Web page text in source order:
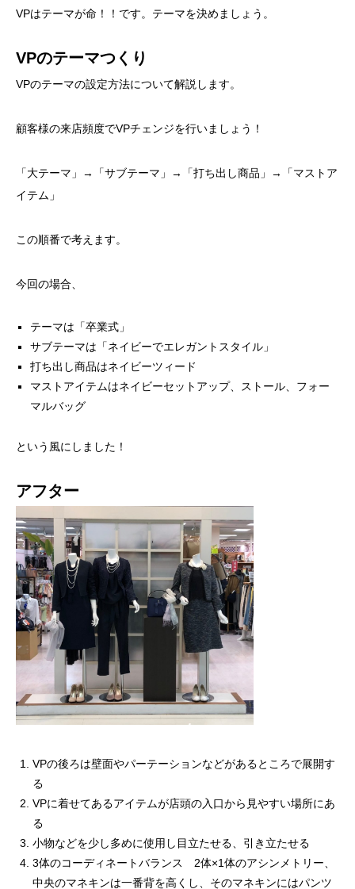
VPはテーマが命！！です。テーマを決めましょう。
VPのテーマつくり
VPのテーマの設定方法について解説します。
顧客様の来店頻度でVPチェンジを行いましょう！
「大テーマ」→「サブテーマ」→「打ち出し商品」→「マストア
イテム」
この順番で考えます。
今回の場合、
テーマは「卒業式」
サブテーマは「ネイビーでエレガントスタイル」
打ち出し商品はネイビーツィード
マストアイテムはネイビーセットアップ、ストール、フォー
マルバッグ
という風にしました！
アフター
VPの後ろは壁面やパーテーションなどがあるところで展開す
る
VPに着せてあるアイテムが店頭の入口から見やすい場所にあ
る
小物などを少し多めに使用し目立たせる、引き立たせる
3体のコーディネートバランス 2体×1体のアシンメトリー、
中央のマネキンは一番背を高くし、そのマネキンにはパンツ